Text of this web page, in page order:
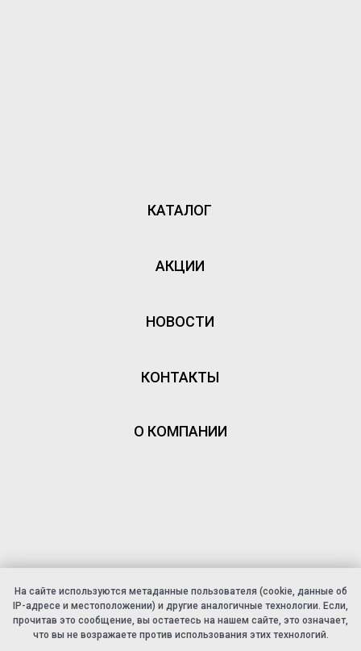
На сайте используются метаданные пользователя (cookie, данные об
IP-адресе и местоположении) и другие аналогичные технологии. Если,
прочитав это сообщение, вы остаетесь на нашем сайте, это означает,
что вы не возражаете против использования этих технологий.
КАТАЛОГ
АКЦИИ
НОВОСТИ
КОНТАКТЫ
О КОМПАНИИ